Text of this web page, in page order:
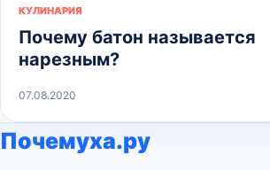
КУЛИНАРИЯ
Почему батон называется
нарезным?
07.08.2020
Почемуха.ру